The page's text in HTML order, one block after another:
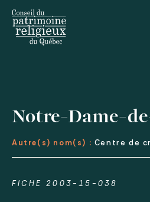
Notre-Dame-
Autre(s) nom(s) : Centre de
FICHE 2003-15-038